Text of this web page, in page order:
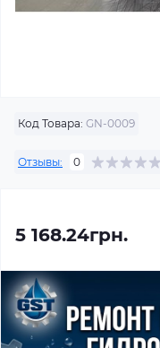
Код Товара: GN-0009
Отзывы: 0
5 168.24грн.